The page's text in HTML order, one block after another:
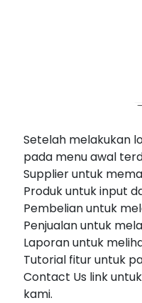
Setelah melakukan
pada menu awal
Supplier untuk
Produk untuk input
Pembelian untuk
Penjualan untuk
Laporan untuk
Tutorial fitur untuk
Contact Us link
kami.